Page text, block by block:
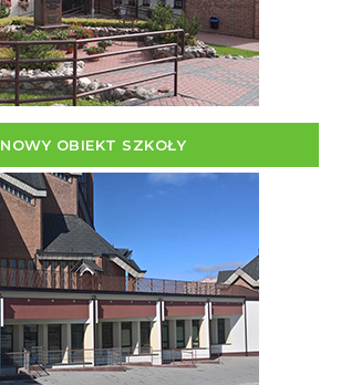
NOWY OBIEKT SZKOŁY